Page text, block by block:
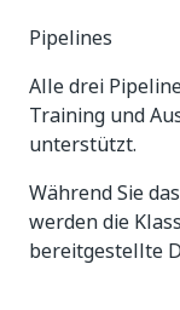
Pipelines
Alle drei
Training und
unterstützt.
Während Sie
werden die
bereitgestellte